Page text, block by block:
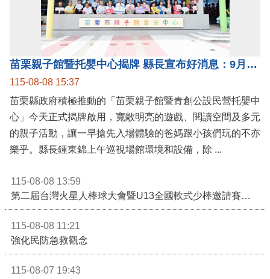
苗栗親子館暨托嬰中心揭牌 縣長宣布好消息：9月1日起調降臨時托嬰費用
115-08-08 15:37
苗栗縣政府積極推動的「苗栗親子館暨青創公設民營托嬰中
心」今天正式揭牌啟用，寬敞明亮的遊戲、閱讀空間及多元
的親子活動，讓一早搶先入場體驗的爸媽跟小孩們玩的不亦
樂乎。縣長鍾東錦上午巡視場館環境和設備，除 ...
115-08-08 13:59
第二屆台灣火星人棒球大會暨U13全國軟式少棒邀請賽在苗栗舉辦
115-08-08 11:21
強化民防急救觀念
115-08-07 19:43